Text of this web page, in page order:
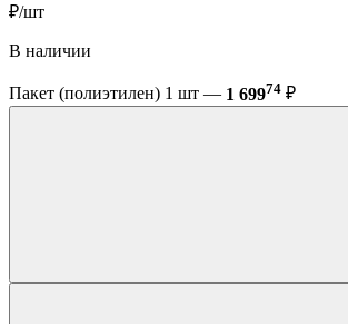
₽/шт
В наличии
Пакет (полиэтилен) 1 шт — 1 69974 ₽